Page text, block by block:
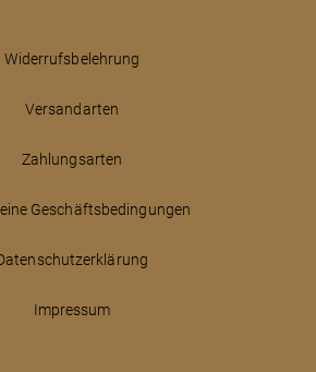
Widerrufsbelehrung
Versandarten
Zahlungsarten
Geschäftsbedingungen
Impressum